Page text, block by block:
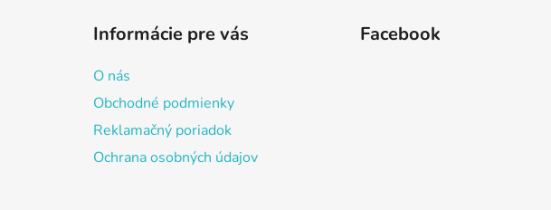
Informácie pre vás
O nás
Obchodné podmienky
Reklamačný poriadok
Ochrana osobných údajov
Facebook